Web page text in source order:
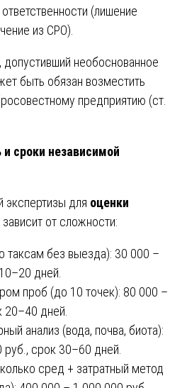
(лишение
из СРО).
необоснованное
быть обязан возместить
предприятию (ст.
сроки независимой
экспертизы для оценки
зависит от сложности:
таксам без выезда): 30 000 –
дней.
проб (до 10 точек): 80 000 –
20–40 дней.
анализ (вода, почва, биота):
срок 30–60 дней.
сред + затратный метод